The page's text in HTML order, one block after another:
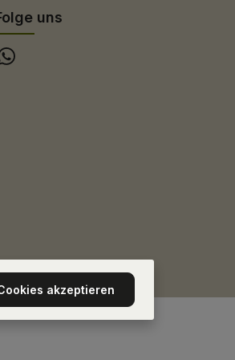
uns
akzeptieren